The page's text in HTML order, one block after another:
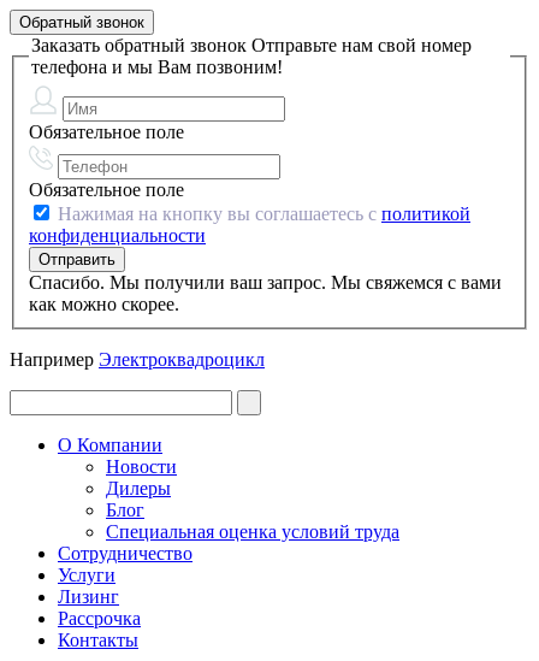
Обратный звонок
Заказать обратный звонок Отправьте нам свой номер
телефона и мы Вам позвоним!
Обязательное поле
Обязательное поле
Нажимая на кнопку вы соглашаетесь с политикой
конфиденциальности
Спасибо. Мы получили ваш запрос. Мы свяжемся с вами
как можно скорее.
Например Электроквадроцикл
О Компании
Новости
Дилеры
Блог
Специальная оценка условий труда
Сотрудничество
Услуги
Лизинг
Рассрочка
Контакты